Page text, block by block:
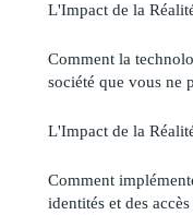
L'Impact de la
Comment la
société que vous ne
L'Impact de la
Comment
identités et des